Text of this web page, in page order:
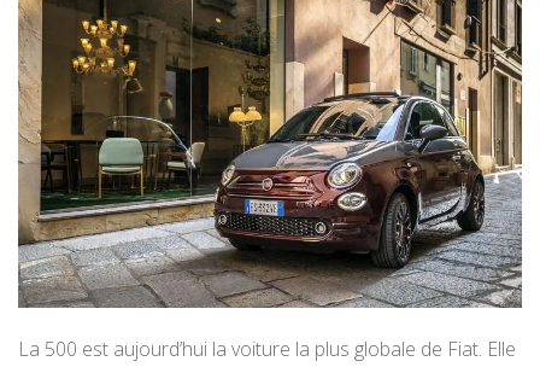
La 500 est aujourd’hui la voiture la plus globale de Fiat. Elle